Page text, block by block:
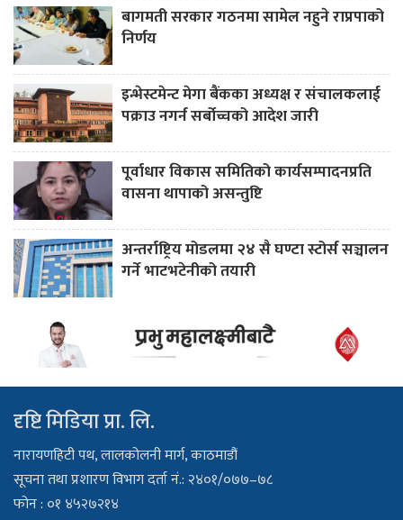
बागमती सरकार गठनमा सामेल नहुने राप्रपाको
निर्णय
इन्भेस्टमेन्ट मेगा बैंकका अध्यक्ष र संचालकलाई
पक्राउ नगर्न सर्बोच्चको आदेश जारी
पूर्वाधार विकास समितिको कार्यसम्पादनप्रति
वासना थापाको असन्तुष्टि
अन्तर्राष्ट्रिय मोडलमा २४ सै घण्टा स्टोर्स सञ्चालन
गर्ने भाटभटेनीको तयारी
दृष्टि मिडिया प्रा. लि.
नारायणहिटी पथ, लालकोलनी मार्ग, काठमाडौं
सूचना तथा प्रशारण विभाग दर्ता नं.: २४०१/०७७–७८
फोन : ०१ ४५२७२१४